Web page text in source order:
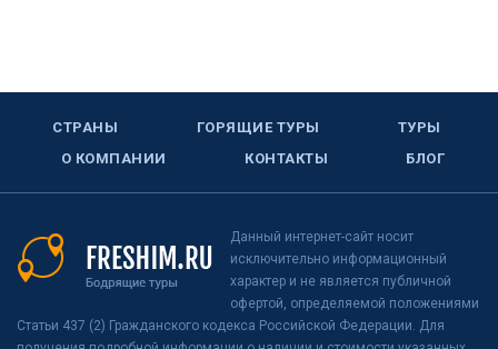
СТРАНЫ ГОРЯЩИЕ ТУРЫ
ТУРЫ
О КОМПАНИИ
КОНТАКТЫ БЛОГ
Данный интернет-сайт носит
исключительно информационный
характер и не является публичной
офертой, определяемой положениями
Статьи 437 (2) Гражданского кодекса Российской Федерации. Для